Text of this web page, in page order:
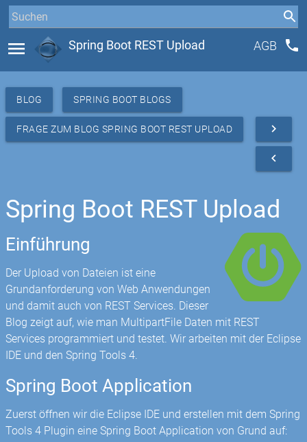
menu Spring Boot REST Upload AGB phone
BLOG SPRING BOOT BLOGS
FRAGE ZUM BLOG SPRING BOOT REST UPLOAD navigate_next
navigate_before
Spring Boot REST Upload
Einführung
Der Upload von Dateien ist eine
Grundanforderung von Web Anwendungen
und damit auch von REST Services. Dieser
Blog zeigt auf, wie man MultipartFile Daten mit REST
Services programmiert und testet. Wir arbeiten mit der Eclipse
IDE und den Spring Tools 4.
Spring Boot Application
Zuerst öffnen wir die Eclipse IDE und erstellen mit dem Spring
Tools 4 Plugin eine Spring Boot Application von Grund auf: